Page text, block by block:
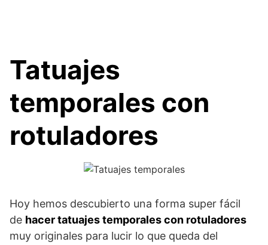
Tatuajes
temporales con
rotuladores
Hoy hemos descubierto una forma super fácil
de hacer tatuajes temporales con rotuladores
muy originales para lucir lo que queda del